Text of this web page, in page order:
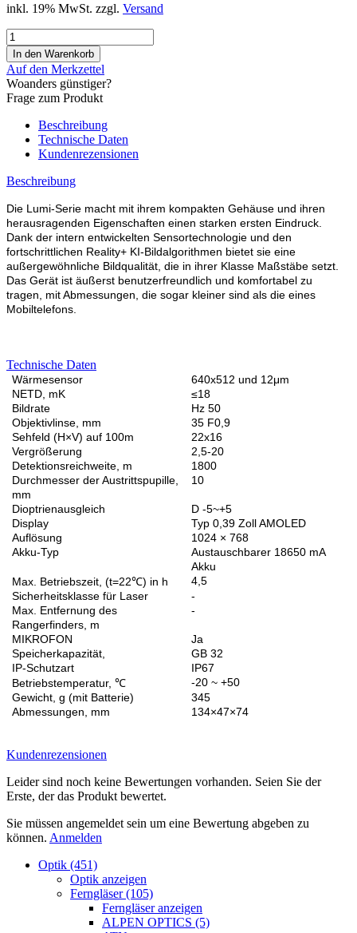
inkl. 19% MwSt. zzgl. Versand
Auf den Merkzettel
Woanders günstiger?
Frage zum Produkt
Beschreibung
Technische Daten
Kundenrezensionen
Beschreibung
Die Lumi-Serie macht mit ihrem kompakten Gehäuse und ihren
herausragenden Eigenschaften einen starken ersten Eindruck.
Dank der intern entwickelten Sensortechnologie und den
fortschrittlichen Reality+ KI-Bildalgorithmen bietet sie eine
außergewöhnliche Bildqualität, die in ihrer Klasse Maßstäbe setzt.
Das Gerät ist äußerst benutzerfreundlich und komfortabel zu
tragen, mit Abmessungen, die sogar kleiner sind als die eines
Mobiltelefons.
Technische Daten
Wärmesensor
640x512 und 12μm
NETD, mK
≤18
Bildrate
Hz 50
Objektivlinse, mm
35 F0,9
Sehfeld (H×V) auf 100m
22x16
Vergrößerung
2,5-20
Detektionsreichweite, m
1800
Durchmesser der Austrittspupille,
mm
10
Dioptrienausgleich
D -5~+5
Display
Typ 0,39 Zoll AMOLED
Auflösung
1024 × 768
Akku-Typ
Austauschbarer 18650 mA
Akku
Max. Betriebszeit, (t=22℃) in h
4,5
Sicherheitsklasse für Laser
-
Max. Entfernung des
Rangerfinders, m
-
MIKROFON
Ja
Speicherkapazität,
GB 32
IP-Schutzart
IP67
Betriebstemperatur, ℃
-20 ~ +50
Gewicht, g (mit Batterie)
345
Abmessungen, mm
134×47×74
Kundenrezensionen
Leider sind noch keine Bewertungen vorhanden. Seien Sie der
Erste, der das Produkt bewertet.
Sie müssen angemeldet sein um eine Bewertung abgeben zu
können. Anmelden
Optik (451)
Optik anzeigen
Ferngläser (105)
Ferngläser anzeigen
ALPEN OPTICS (5)